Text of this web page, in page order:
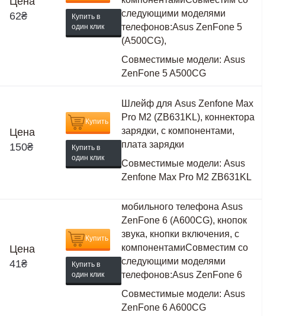
62₴
Купить в
один клик
следующими моделями
телефонов:Asus ZenFone 5
(A500CG),
Совместимые модели: Asus
ZenFone 5 A500CG
Цена
150₴
Купить
Купить в
один клик
Шлейф для Asus Zenfone Max
Pro M2 (ZB631KL), коннектора
зарядки, с компонентами,
плата зарядки
Совместимые модели: Asus
Zenfone Max Pro M2 ZB631KL
Цена
41₴
Купить
Купить в
один клик
мобильного телефона Asus
ZenFone 6 (A600CG), кнопок
звука, кнопки включения, с
компонентамиСовместим со
следующими моделями
телефонов:Asus ZenFone 6
Совместимые модели: Asus
ZenFone 6 A600CG